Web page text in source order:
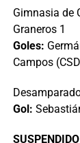
Gimnasia de
Graneros 1
Goles:
Campos
Gol:
SUSPENDIDO |